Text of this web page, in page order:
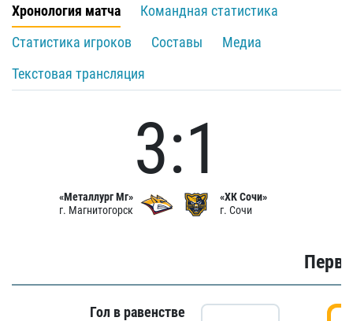
Хронология матча
Командная статистика
Статистика игроков
Составы
Медиа
Текстовая трансляция
«Металлург Мг»
г. Магнитогорск
3:1
«ХК Сочи»
г. Сочи
Гол в равенстве